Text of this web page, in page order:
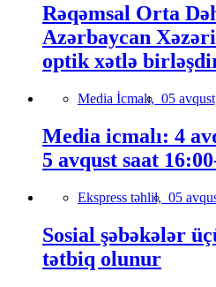
Rəqəmsal Orta
Azərbaycan
optik xətlə
Media İcmalı, 05
Media icmalı: 4
5 avqust saat
Ekspress təhlil, 05
Sosial şəbəkələr
tətbiq olunur